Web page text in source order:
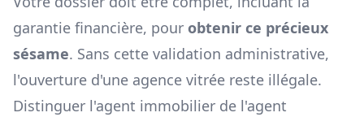
garantie financière, pour obtenir ce précieux
sésame. Sans cette validation administrative,
l'ouverture d'une agence vitrée reste illégale.
Distinguer l'agent immobilier de l'agent